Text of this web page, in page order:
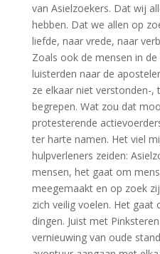
van Asielzoekers. Dat wij
hebben. Dat we allen op
liefde, naar vrede, naar
Zoals ook de mensen in
luisterden naar de
ze elkaar niet verstonden-,
begrepen. Wat zou dat
protesterende
ter harte namen. Het viel
hulpverleners zeiden:
mensen, het gaat om
meegemaakt en op zoek
zich veilig voelen. Het
dingen. Juist met
vernieuwing van oude